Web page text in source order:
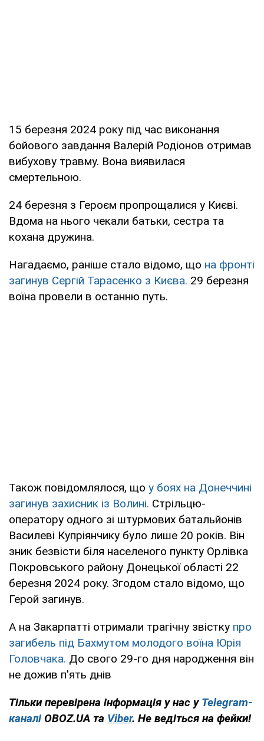
15 березня 2024 року під час виконання
бойового завдання Валерій Родіонов отримав
вибухову травму. Вона виявилася
смертельною.
24 березня з Героєм пропрощалися у Києві.
Вдома на нього чекали батьки, сестра та
кохана дружина.
Нагадаємо, раніше стало відомо, що на фронті
загинув Сергій Тарасенко з Києва. 29 березня
воїна провели в останню путь.
Також повідомлялося, що у боях на Донеччині
загинув захисник із Волині. Стрільцю-
оператору одного зі штурмових батальйонів
Василеві Купріянчику було лише 20 років. Він
зник безвісти біля населеного пункту Орлівка
Покровського району Донецької області 22
березня 2024 року. Згодом стало відомо, що
Герой загинув.
А на Закарпатті отримали трагічну звістку про
загибель під Бахмутом молодого воїна Юрія
Головчака. До свого 29-го дня народження він
не дожив п'ять днів
Тільки перевірена інформація у нас у Telegram-
каналі OBOZ.UA та Viber. Не ведіться на фейки!